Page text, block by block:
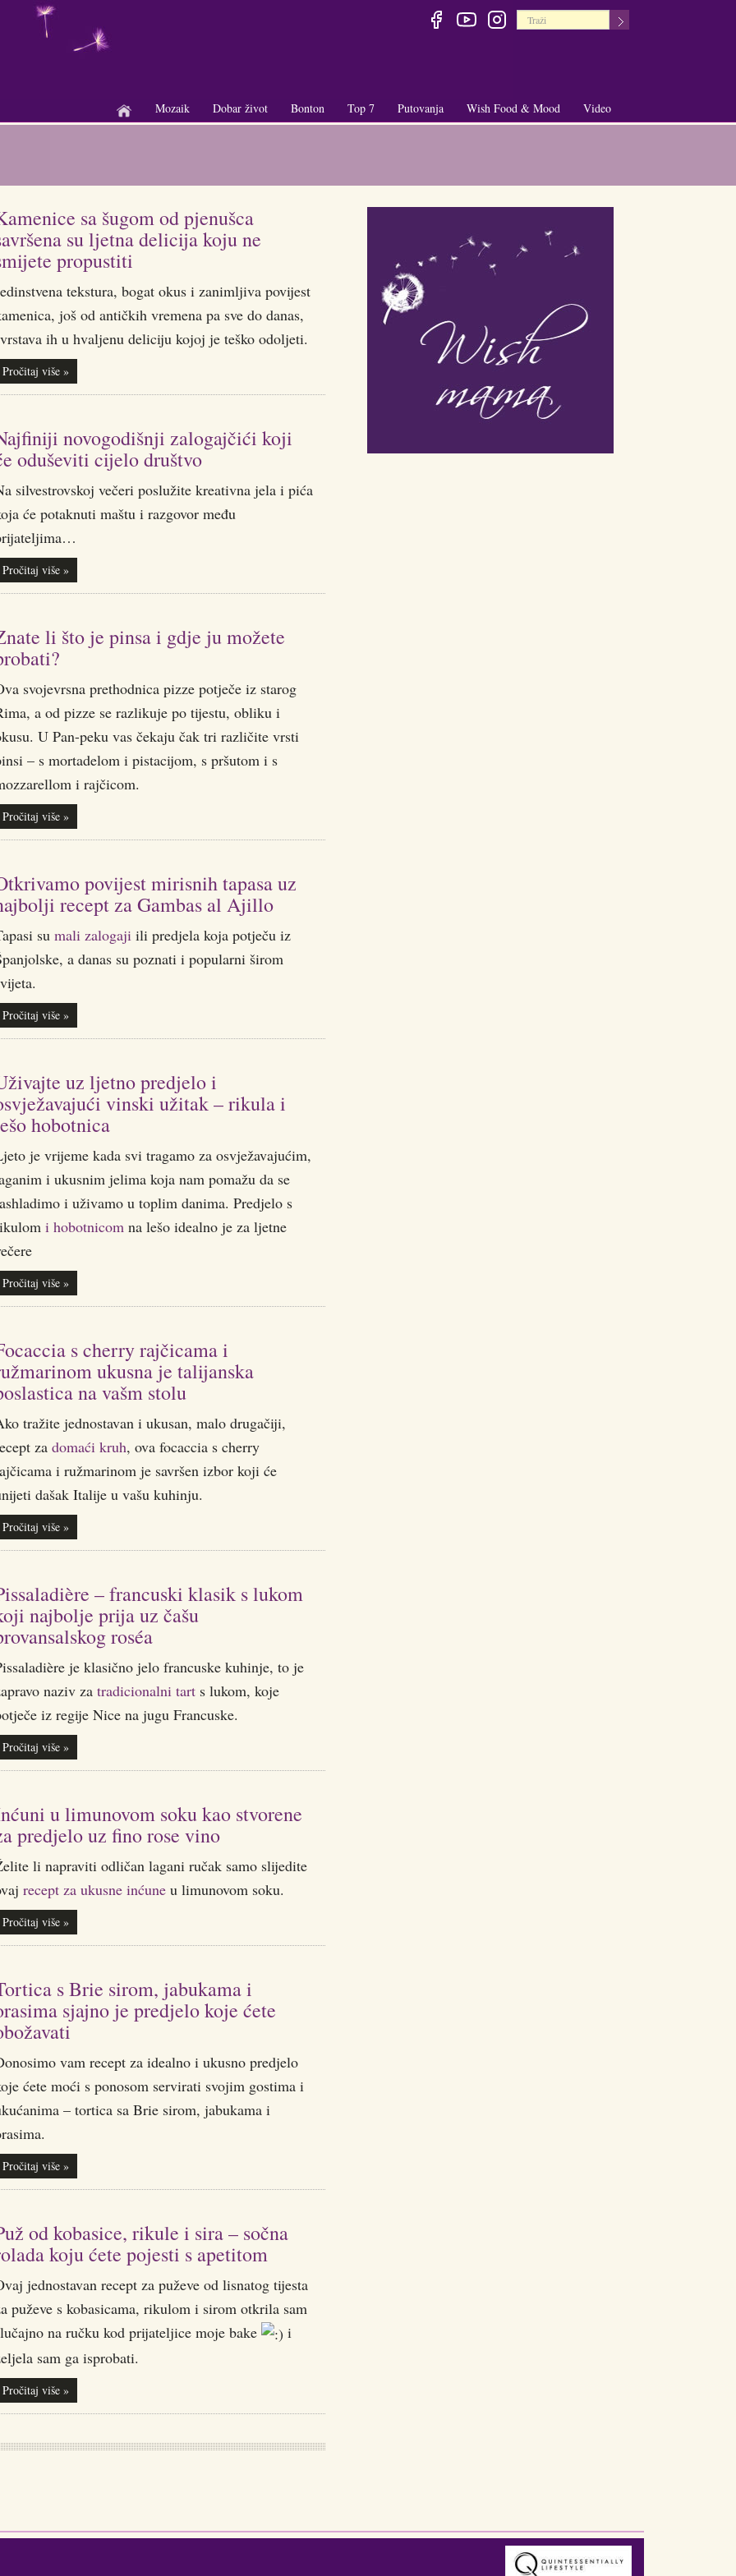
+
Mozaik
+
Dobar život
+
Bonton
Top 7
+
Putovanja
+
Wish Food & Mood Video
sa šugom od pjenušca
su ljetna delicija koju ne
propustiti
tekstura, bogat okus i zanimljiva povijest
još od antičkih vremena pa sve do danas,
ih u hvaljenu deliciju kojoj je teško odoljeti.
Pročitaj više »
novogodišnji zalogajčići koji
oduševiti cijelo društvo
silvestrovskoj večeri poslužite kreativna jela i pića
će potaknuti maštu i razgovor među
Pročitaj više »
li što je pinsa i gdje ju možete
svojevrsna prethodnica pizze potječe iz starog
a od pizze se razlikuje po tijestu, obliku i
U Pan-peku vas čekaju čak tri različite vrsti
– s mortadelom i pistacijom, s pršutom i s
i rajčicom.
Pročitaj više »
povijest mirisnih tapasa uz
recept za Gambas al Ajillo
su mali zalogajiili predjela koja potječu iz
a danas su poznati i popularni širom
Pročitaj više »
uz ljetno predjelo i
vinski užitak – rikula i
hobotnica
je vrijeme kada svi tragamo za osvježavajućim,
i ukusnim jelima koja nam pomažu da se
i uživamo u toplim danima. Predjelo s
i hobotnicomna lešo idealno je za ljetne
Pročitaj više »
s cherry rajčicama i
ukusna je talijanska
na vašm stolu
tražite jednostavan i ukusan, malo drugačiji,
za domaći kruh, ova focaccia s cherry
i ružmarinom je savršen izbor koji će
dašak Italije u vašu kuhinju.
Pročitaj više »
– francuski klasik s lukom
najbolje prija uz čašu
roséa
je klasično jelo francuske kuhinje, to je
naziv za tradicionalni tarts lukom, koje
iz regije Nice na jugu Francuske.
Pročitaj više »
u limunovom soku kao stvorene
predjelo uz fino rose vino
li napraviti odličan lagani ručak samo slijedite
recept za ukusne inćuneu limunovom soku.
Pročitaj više »
s Brie sirom, jabukama i
sjajno je predjelo koje ćete
vam recept za idealno i ukusno predjelo
ćete moći s ponosom servirati svojim gostima i
– tortica sa Brie sirom, jabukama i
Pročitaj više »
od kobasice, rikule i sira – sočna
koju ćete pojesti s apetitom
jednostavan recept za puževe od lisnatog tijesta
puževe s kobasicama, rikulom i sirom otkrila sam
na ručku kod prijateljice moje bake
i
sam ga isprobati.
Pročitaj više »